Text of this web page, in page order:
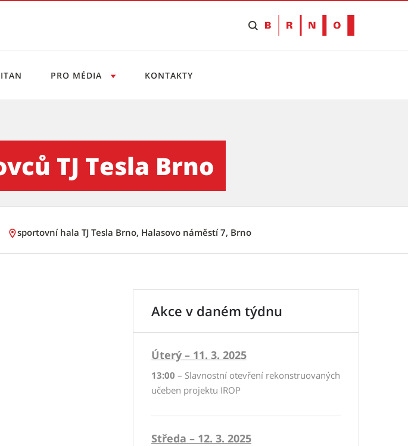
- Tiskový servis
PRO MÉDIA KONTAKTY
TJ Tesla Brno
sportovní hala TJ Tesla Brno, Halasovo náměstí 7, Brno
Akce v daném týdnu
Úterý – 11. 3. 2025
13:00 – Slavnostní otevření rekonstruovaných
učeben projektu IROP
Středa – 12. 3. 2025